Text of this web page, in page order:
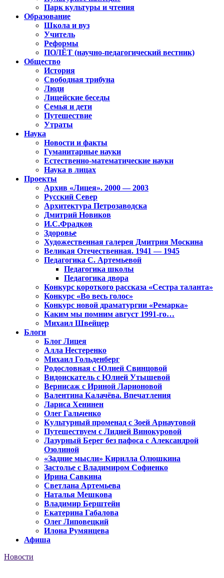
Парк культуры и чтения
Образование
Школа и вуз
Учитель
Реформы
ПОЛЁТ (научно-педагогический вестник)
Общество
История
Свободная трибуна
Люди
Лицейские беседы
Семья и дети
Путешествие
Утраты
Наука
Новости и факты
Гуманитарные науки
Естественно-математические науки
Наука в лицах
Проекты
Архив «Лицея». 2000 — 2003
Русский Север
Архитектура Петрозаводска
Дмитрий Новиков
И.С.Фрадков
Здоровье
Художественная галерея Дмитрия Москина
Великая Отечественная. 1941 — 1945
Педагогика С. Артемьевой
Педагогика школы
Педагогика двора
Конкурс короткого рассказа «Сестра таланта»
Конкурс «Во весь голос»
Конкурс новой драматургии «Ремарка»
Каким мы помним август 1991-го…
Михаил Швейцер
Блоги
Блог Лицея
Алла Нестеренко
Михаил Гольденберг
Родословная с Юлией Свинцовой
Видоискатель с Юлией Утышевой
Вернисаж с Ириной Ларионовой
Валентина Калачёва. Впечатления
Лариса Хенинен
Олег Гальченко
Культурный променад с Зоей Арнаутовой
Путешествуем с Лидией Винокуровой
Лазурный Берег без пафоса с Александрой
Озолиной
«Задние мысли» Кирилла Олюшкина
Застолье с Владимиром Софиенко
Ирина Савкина
Светлана Артемьева
Наталья Мешкова
Владимир Берштейн
Екатерина Габалова
Олег Липовецкий
Илона Румянцева
Афиша
Новости